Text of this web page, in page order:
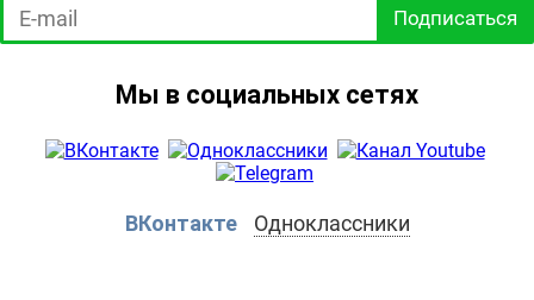
Подписаться
Мы в социальных сетях
ВКонтакте Одноклассники